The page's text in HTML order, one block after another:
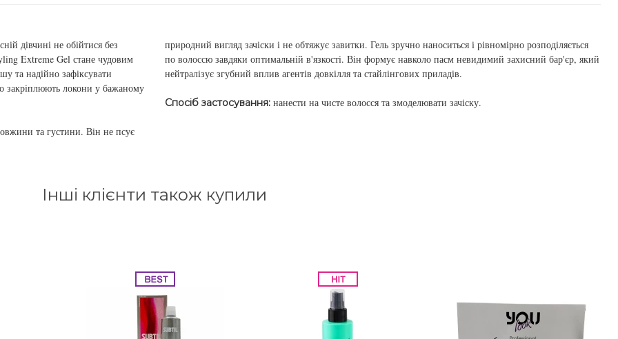
дівчині не обійтися без
Extreme Gel стане чудовим
та надійно зафіксувати
закріплюють локони у бажаному
та густини. Він не псує
природний вигляд зачіски і не обтяжує завитки. Гель зручно наноситься і рівномірно розподіляється
по волоссю завдяки оптимальній в'язкості. Він формує навколо пасм невидимий захисний бар'єр, який
нейтралізує згубний вплив агентів довкілля та стайлінгових приладів.
Спосіб застосування: нанести на чисте волосся та змоделювати зачіску.
Інші клієнти також купили